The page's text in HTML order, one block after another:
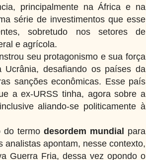
principalmente na África e na
série de investimentos que esse
sobretudo nos setores de
e agrícola.
seu protagonismo e sua força
desafiando os países da
sanções econômicas. Esse país
a ex-URSS tinha, agora sobre a
aliando-se politicamente à
do termo desordem mundial para
analistas apontam, nesse contexto,
Guerra Fria, dessa vez opondo o